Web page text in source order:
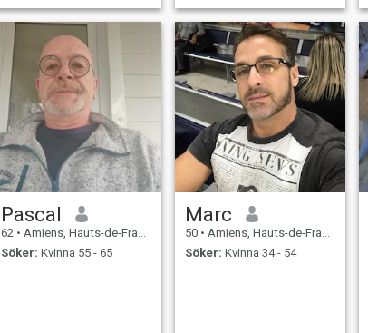
Pascal
62 • Amiens, Hauts-de-France, Frankrike
Söker: Kvinna 55 - 65
Marc
50 • Amiens, Hauts-de-France, Frankrike
Söker: Kvinna 34 - 54